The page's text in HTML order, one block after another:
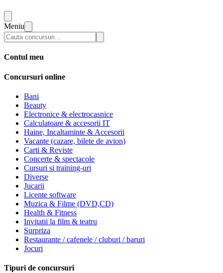
Meniu
Contul meu
Concursuri online
Bani
Beauty
Electronice & electrocasnice
Calculatoare & accesorii IT
Haine, Incaltaminte & Accesorii
Vacante (cazare, bilete de avion)
Carti & Reviste
Concerte & spectacole
Cursuri si training-uri
Diverse
Jucarii
Licente software
Muzica & Filme (DVD,CD)
Health & Fitness
Invitatii la film & teatru
Surpriza
Restaurante / cafenele / cluburi / baruri
Jocuri
Tipuri de concursuri